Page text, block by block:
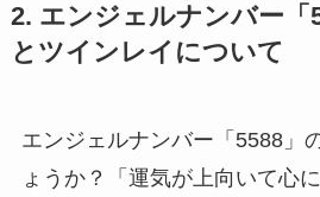
2. エンジェルナンバー「
とツインレイについて
エンジェルナンバー「5588」
ょうか？「運気が上向いて心